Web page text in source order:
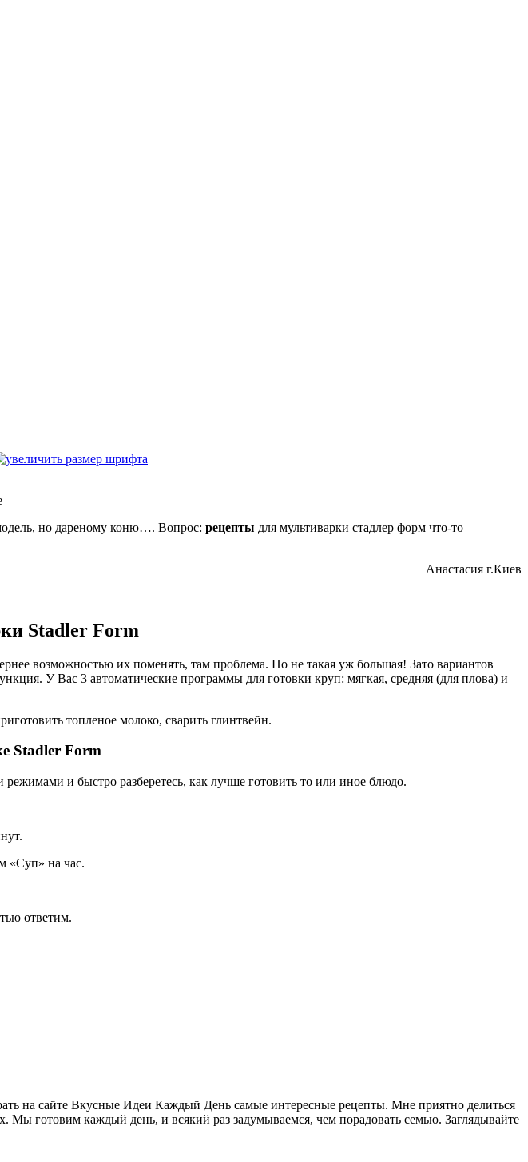
но дареному коню…. Вопрос: рецепты для мультиварки стадлер форм что-то
Анастасия г.Киев
Stadler Form
возможностью их поменять, там проблема. Но не такая уж большая! Зато вариантов
У Вас 3 автоматические программы для готовки круп: мягкая, средняя (для плова) и
топленое молоко, сварить глинтвейн.
Stadler Form
и быстро разберетесь, как лучше готовить то или иное блюдо.
«Суп» на час.
ответим.
на сайте Вкусные Идеи Каждый День самые интересные рецепты. Мне приятно делиться
Мы готовим каждый день, и всякий раз задумываемся, чем порадовать семью. Заглядывайте